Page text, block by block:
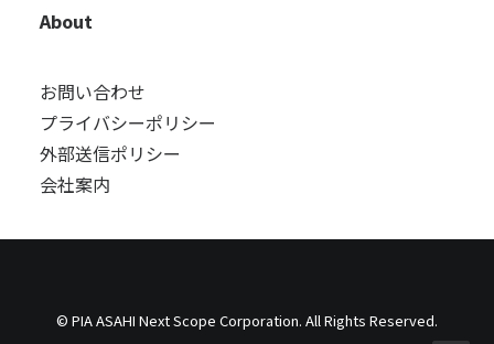
About
お問い合わせ
プライバシーポリシー
外部送信ポリシー
会社案内
© PIA ASAHI Next Scope Corporation. All Rights Reserved.